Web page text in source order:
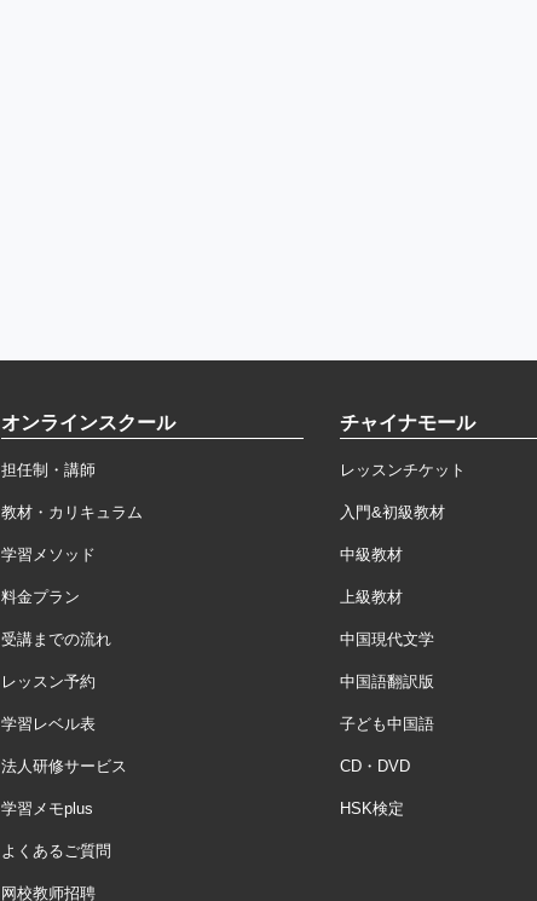
オンラインスクール
担任制・講師
教材・カリキュラム
学習メソッド
料金プラン
受講までの流れ
レッスン予約
学習レベル表
法人研修サービス
学習メモplus
よくあるご質問
网校教师招聘
チャイナモール
レッスンチケット
入門&初級教材
中級教材
上級教材
中国現代文学
中国語翻訳版
子ども中国語
CD・DVD
HSK検定